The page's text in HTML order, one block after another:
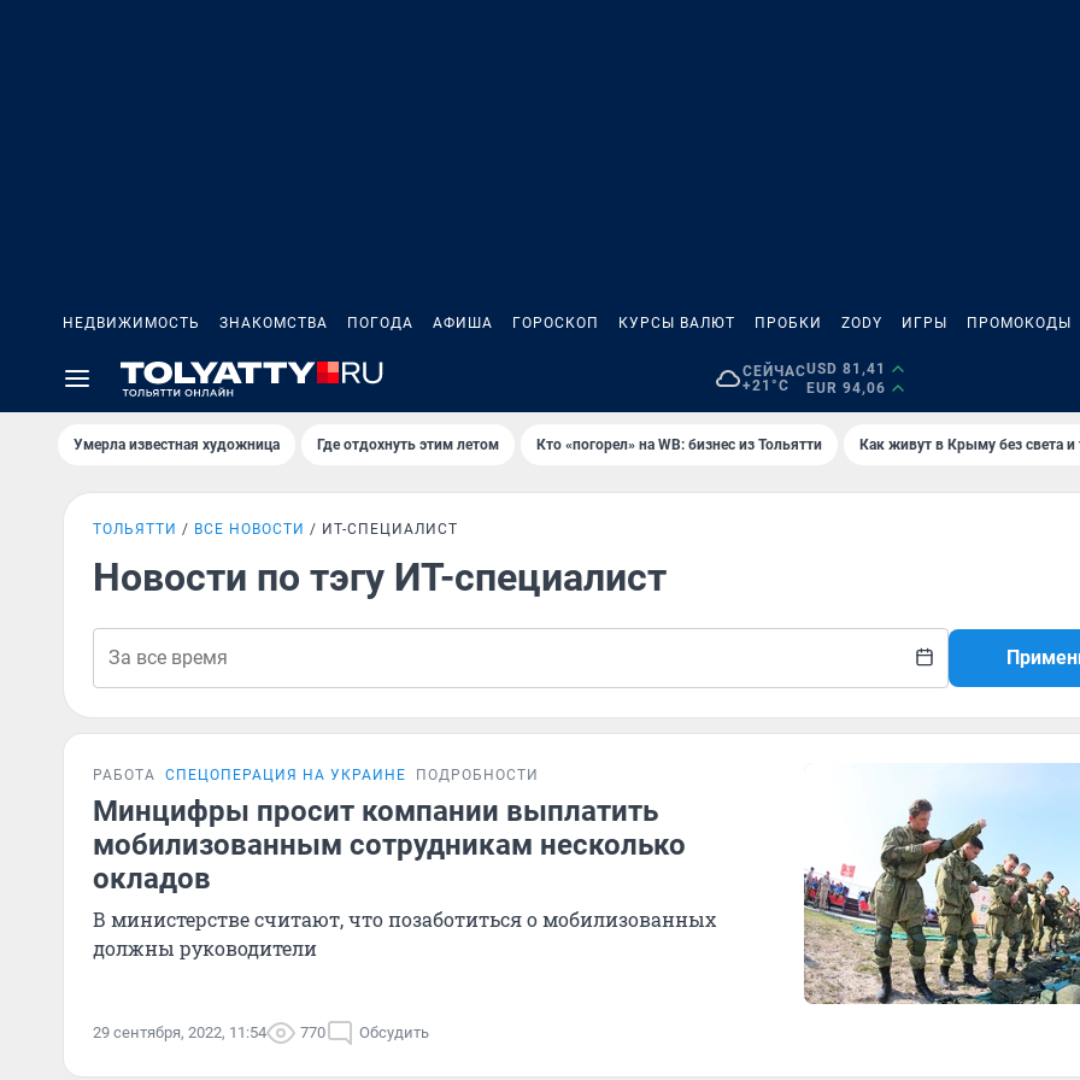
НЕДВИЖИМОСТЬ ЗНАКОМСТВА ПОГОДА АФИША ГОРОСКОП КУРСЫ ВАЛЮТ ПРОБКИ ZODY ИГРЫ ПРОМОКОДЫ
СЕЙЧАС
+21°C
USD 81,41
EUR 94,06
Умерла известная художница Где отдохнуть этим летом Кто «погорел» на WB: бизнес из Тольятти Как живут в Крыму без света и
ТОЛЬЯТТИ ВСЕ НОВОСТИ ИТ-СПЕЦИАЛИСТ
Новости по тэгу ИТ-специалист
РАБОТА СПЕЦОПЕРАЦИЯ НА УКРАИНЕ ПОДРОБНОСТИ
Минцифры просит компании выплатить
мобилизованным сотрудникам несколько
окладов
В министерстве считают, что позаботиться о мобилизованных
должны руководители
29 сентября, 2022, 11:54 770 Обсудить